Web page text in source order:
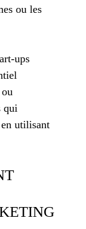
ou les
ups
qui
utilisant